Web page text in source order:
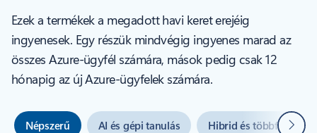
Ezek a termékek a megadott havi keret erejéig
ingyenesek. Egy részük mindvégig ingyenes marad az
összes Azure-ügyfél számára, mások pedig csak 12
hónapig az új Azure-ügyfelek számára.
Népszerű AI és gépi tanulás Hibrid és többfelhős